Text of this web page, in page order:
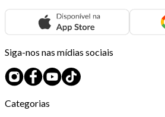
Siga-nos nas mídias sociais
Categorias